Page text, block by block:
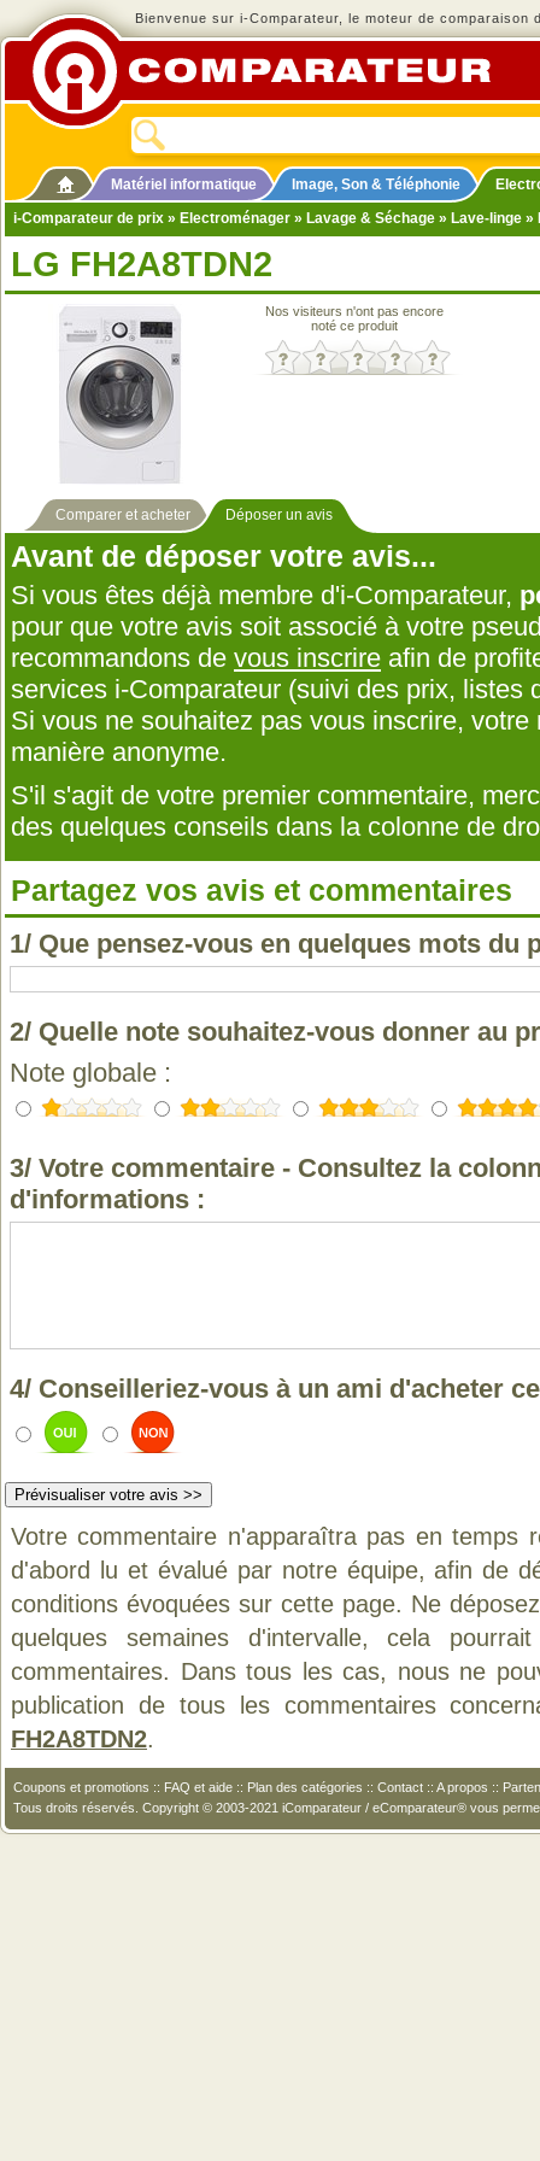
Bienvenue sur i-Comparateur, le moteur de comparaison
Matériel informatique Image, Son & Téléphonie
i-Comparateur de prix » Electroménager » Lavage & Séchage » Lave-linge »
LG FH2A8TDN2
Nos visiteurs n'ont pas encore
noté ce produit
Comparer et acheter Déposer un avis
Avant de déposer votre avis...
Si vous êtes déjà membre d'i-Comparateur,
pour que votre avis soit associé à votre
recommandons de vous inscrire afin de
services i-Comparateur (suivi des prix, listes
Si vous ne souhaitez pas vous inscrire,
manière anonyme.
S'il s'agit de votre premier commentaire,
des quelques conseils dans la colonne de
Partagez vos avis et commentaires
1/ Que pensez-vous en quelques mots du
2/ Quelle note souhaitez-vous donner au
Note globale :
3/ Votre commentaire - Consultez la
d'informations :
4/ Conseilleriez-vous à un ami d'acheter
Votre commentaire n'apparaîtra pas en temps
d'abord lu et évalué par notre équipe, afin de
conditions évoquées sur cette page. Ne
quelques semaines d'intervalle, cela
commentaires. Dans tous les cas, nous ne
publication de tous les commentaires
FH2A8TDN2.
Coupons et promotions :: FAQ et aide :: Plan des catégories :: Contact :: A propos ::
Tous droits réservés. Copyright © 2003-2021 iComparateur / eComparateur® vous